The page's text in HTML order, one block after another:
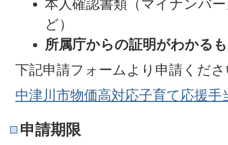
本人確認書類（マイナンバ
ど）
所属庁からの証明がわかる
下記申請フォームより申請くだ
中津川市物価高対応子育て応援手
申請期限